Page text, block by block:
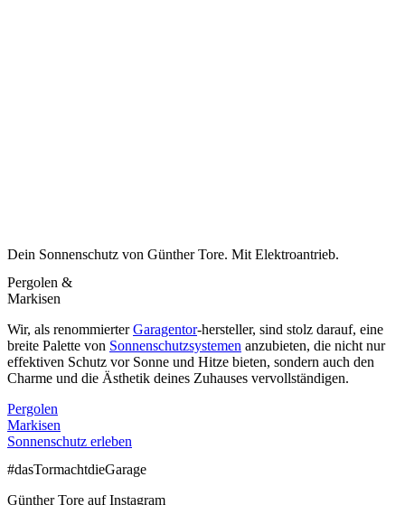
Dein Sonnenschutz von Günther Tore. Mit Elektroantrieb.
Pergolen &
Markisen
Wir, als renommierterGaragentor-hersteller, sind stolz darauf, eine
breite Palette von Sonnenschutzsystemen anzubieten, die nicht nur
effektiven Schutz vor Sonne und Hitze bieten, sondern auch den
Charme und die Ästhetik deines Zuhauses vervollständigen.
Pergolen
Markisen
Sonnenschutz erleben
#dasTormachtdieGarage
Günther Tore auf Instagram